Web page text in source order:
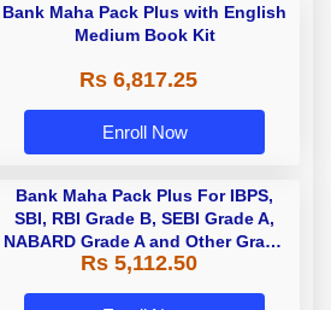
Bank Maha Pack Plus with English
Medium Book Kit
Rs 6,817.25
Enroll Now
Bank Maha Pack Plus For IBPS,
SBI, RBI Grade B, SEBI Grade A,
NABARD Grade A and Other Grade
A & Grade B Bank Exams
Rs 5,112.50